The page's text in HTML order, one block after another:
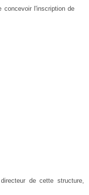
concevoir l'inscription de
de cette structure,